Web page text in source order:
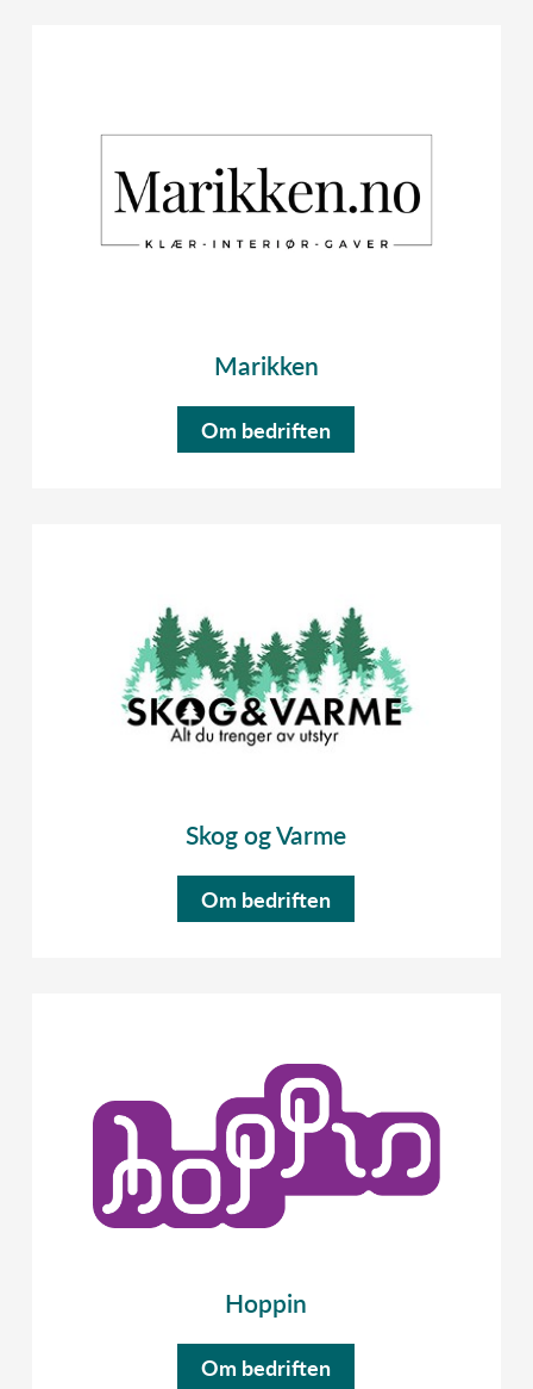
Marikken
Om bedriften
Skog og Varme
Om bedriften
Hoppin
Om bedriften